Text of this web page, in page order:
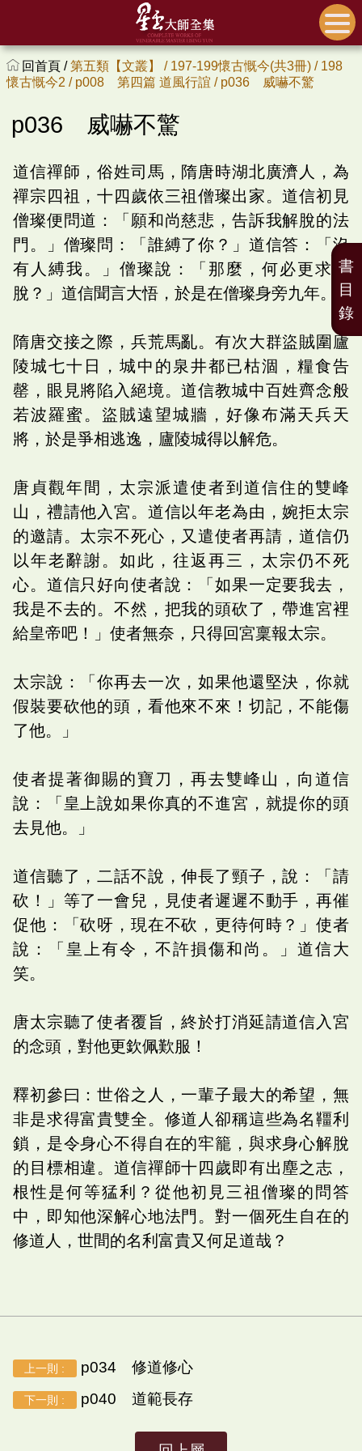
回首頁 /第五類【文叢】 / 197-199懷古慨今(共3冊) / 198
懷古慨今2 / p008 第四篇 道風行誼 / p036 威嚇不驚
p036 威嚇不驚
道信禪師，俗姓司馬，隋唐時湖北廣濟人，為
禪宗四祖，十四歲依三祖僧璨出家。道信初見
僧璨便問道：「願和尚慈悲，告訴我解脫的法
門。」僧璨問：「誰縛了你？」道信答：「沒
有人縛我。」僧璨說：「那麼，何必更求解
脫？」道信聞言大悟，於是在僧璨身旁九年。
隋唐交接之際，兵荒馬亂。有次大群盜賊圍廬
陵城七十日，城中的泉井都已枯涸，糧食告
罄，眼見將陷入絕境。道信教城中百姓齊念般
若波羅蜜。盜賊遠望城牆，好像布滿天兵天
將，於是爭相逃逸，廬陵城得以解危。
唐貞觀年間，太宗派遣使者到道信住的雙峰
山，禮請他入宮。道信以年老為由，婉拒太宗
的邀請。太宗不死心，又遣使者再請，道信仍
以年老辭謝。如此，往返再三，太宗仍不死
心。道信只好向使者說：「如果一定要我去，
我是不去的。不然，把我的頭砍了，帶進宮裡
給皇帝吧！」使者無奈，只得回宮稟報太宗。
太宗說：「你再去一次，如果他還堅決，你就
假裝要砍他的頭，看他來不來！切記，不能傷
了他。」
使者提著御賜的寶刀，再去雙峰山，向道信
說：「皇上說如果你真的不進宮，就提你的頭
去見他。」
道信聽了，二話不說，伸長了頸子，說：「請
砍！」等了一會兒，見使者遲遲不動手，再催
促他：「砍呀，現在不砍，更待何時？」使者
說：「皇上有令，不許損傷和尚。」道信大
笑。
唐太宗聽了使者覆旨，終於打消延請道信入宮
的念頭，對他更欽佩歎服！
釋初參曰：世俗之人，一輩子最大的希望，無
非是求得富貴雙全。修道人卻稱這些為名韁利
鎖，是令身心不得自在的牢籠，與求身心解脫
的目標相違。道信禪師十四歲即有出塵之志，
根性是何等猛利？從他初見三祖僧璨的問答
中，即知他深解心地法門。對一個死生自在的
修道人，世間的名利富貴又何足道哉？
上一則 : p034 修道修心
下一則 : p040 道範長存
書
目
錄